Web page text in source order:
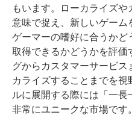
もいます。ローカライズ
意味で捉え、新しいゲー
ゲーマーの嗜好に合うか
取得できるかどうかを評価
グからカスタマーサービ
カライズすることまでを
ルに展開する際には「一
非常にユニークな市場です。